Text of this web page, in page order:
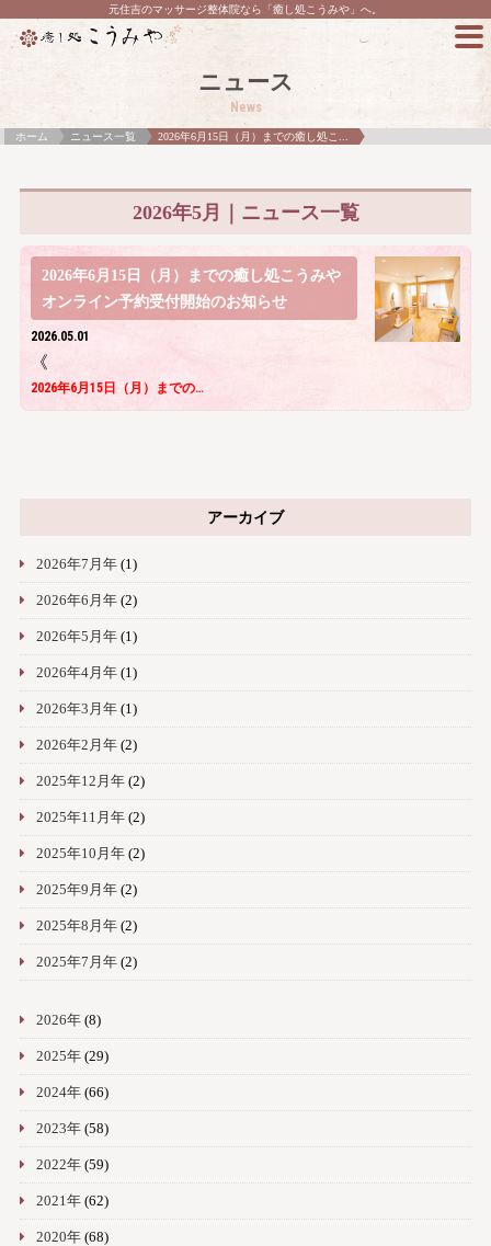
元住吉のマッサージ整体院なら「癒し処こうみや」へ。
ニュース
News
ホーム ニュース一覧 2026年6月15日（月）までの癒し処こ...
2026年5月｜ニュース一覧
2026年6月15日（月）までの癒し処こうみや
オンライン予約受付開始のお知らせ
2026.05.01
《
2026年6月15日（月）までの…
アーカイブ
2026年7月年(1)
2026年6月年(2)
2026年5月年(1)
2026年4月年(1)
2026年3月年(1)
2026年2月年(2)
2025年12月年(2)
2025年11月年(2)
2025年10月年(2)
2025年9月年(2)
2025年8月年(2)
2025年7月年(2)
2026年(8)
2025年(29)
2024年(66)
2023年(58)
2022年(59)
2021年(62)
2020年(68)